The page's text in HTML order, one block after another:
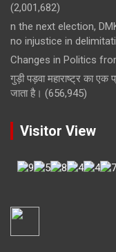
(2,001,682)
n the next election,
no injustice in
Changes in Politics
गुड़ी पड़वा महाराष्ट्र का एक
जाता है। (656,945)
Visitor View